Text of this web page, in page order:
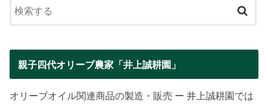
親子四代オリーブ農家「井上誠耕園」
オリーブオイル関連商品の製造・販売 ー 井上誠耕園では